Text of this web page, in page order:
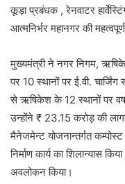
कूड़ा प्रबंधक , रेनवाटर
आत्मनिर्भर महानगर की
मुख्यमंत्री ने नगर निगम,
पर 10 स्थानों पर ई.वी.
से ऋषिकेश के 12 स्थानों पर
उन्होंने ₹ 23.15 करोड़ की
मैनेजमेन्ट योजनान्तर्गत
निर्माण कार्य का शिलान्यास
अवलोकन किया।